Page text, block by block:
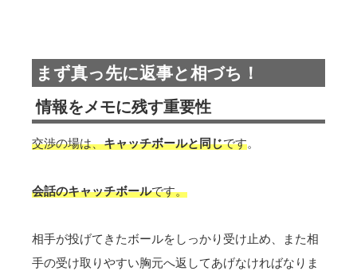
まず真っ先に返事と相づち！
情報をメモに残す重要性
交渉の場は、キャッチボールと同じです。
会話のキャッチボールです。
相手が投げてきたボールをしっかり受け止め、また相
手の受け取りやすい胸元へ返してあげなければなりま